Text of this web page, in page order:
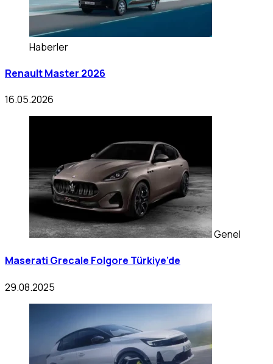
Haberler
Renault Master 2026
16.05.2026
Genel
Maserati Grecale Folgore Türkiye’de
29.08.2025